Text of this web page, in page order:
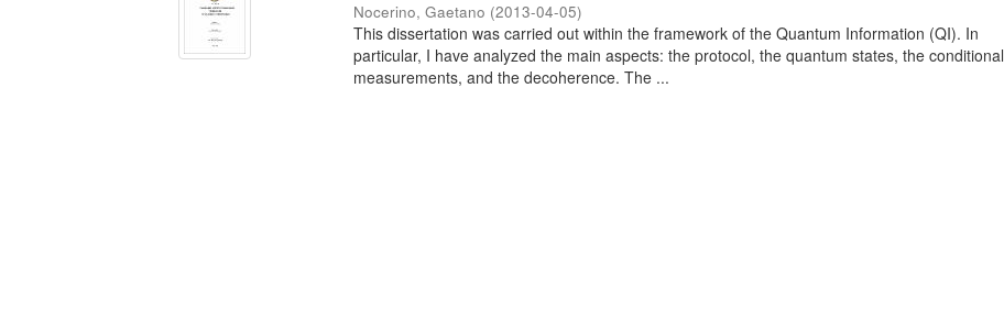
Nocerino, Gaetano (2013-04-05)
This dissertation was carried out within the framework of the Quantum Information (QI). In
particular, I have analyzed the main aspects: the protocol, the quantum states, the conditional
measurements, and the decoherence. The ...